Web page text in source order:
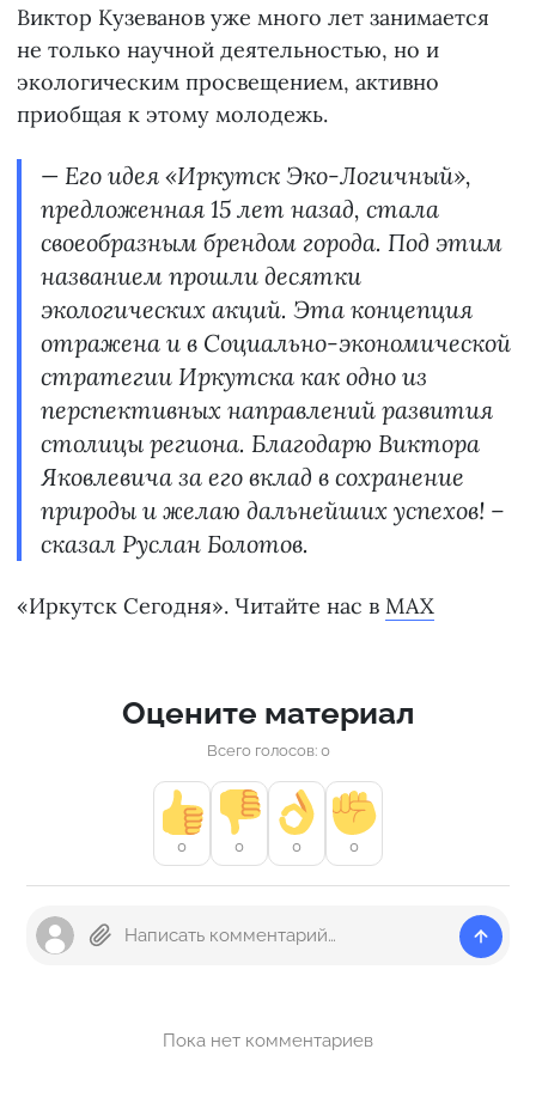
Виктор Кузеванов уже много лет занимается
не только научной деятельностью, но и
экологическим просвещением, активно
приобщая к этому молодежь.
— Его идея «Иркутск Эко-Логичный»,
предложенная 15 лет назад, стала
своеобразным брендом города. Под этим
названием прошли десятки
экологических акций. Эта концепция
отражена и в Социально-экономической
стратегии Иркутска как одно из
перспективных направлений развития
столицы региона. Благодарю Виктора
Яковлевича за его вклад в сохранение
природы и желаю дальнейших успехов! –
сказал Руслан Болотов.
«Иркутск Сегодня». Читайте нас в MAX
Оцените материал
Всего голосов: 0
0 0 0 0
Пока нет комментариев